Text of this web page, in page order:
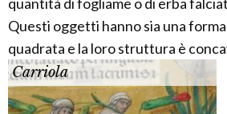
Questi oggetti hanno sia una
quadrata e la loro struttura è
Carriola